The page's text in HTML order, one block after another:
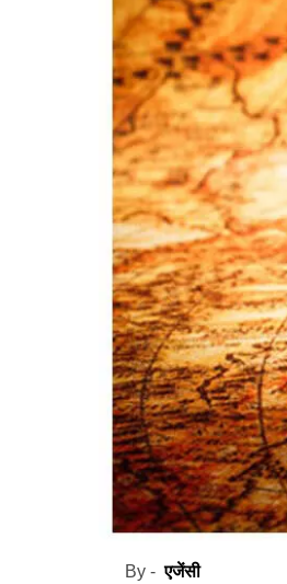
By -एजेंसी